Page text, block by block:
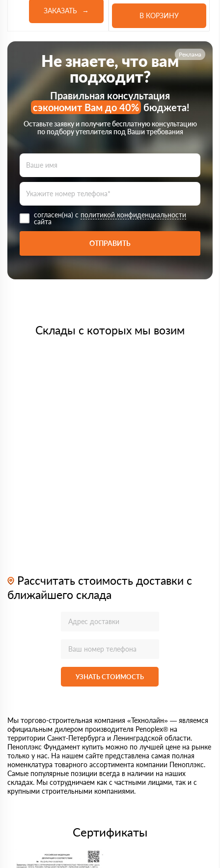
ЗАКАЗАТЬ
В КОРЗИНУ
Реклама
Не знаете, что вам
подходит?
Правильная консультация
сэкономит Вам до 40%бюджета!
Оставьте заявку и получите бесплатную консультацию
по подбору утеплителя под Ваши требования
согласен(на) с политикой конфиденциальности
сайта
ОТПРАВИТЬ
Склады с которых мы возим
Рассчитать стоимость доставки с
ближайшего склада
УЗНАТЬ СТОИМОСТЬ
Мы торгово-строительная компания «Технолайн» — являемся
официальным дилером производителя Penoplex® на
территории Санкт-Петербурга и Ленинградской области.
Пеноплэкс Фундамент купить можно по лучшей цене на рынке
только у нас. На нашем сайте представлена самая полная
номенклатура товарного ассортимента компании Пеноплэкс.
Самые популярные позиции всегда в наличии на наших
складах. Мы сотрудничаем как с частными лицами, так и с
крупными строительными компаниями.
Сертификаты